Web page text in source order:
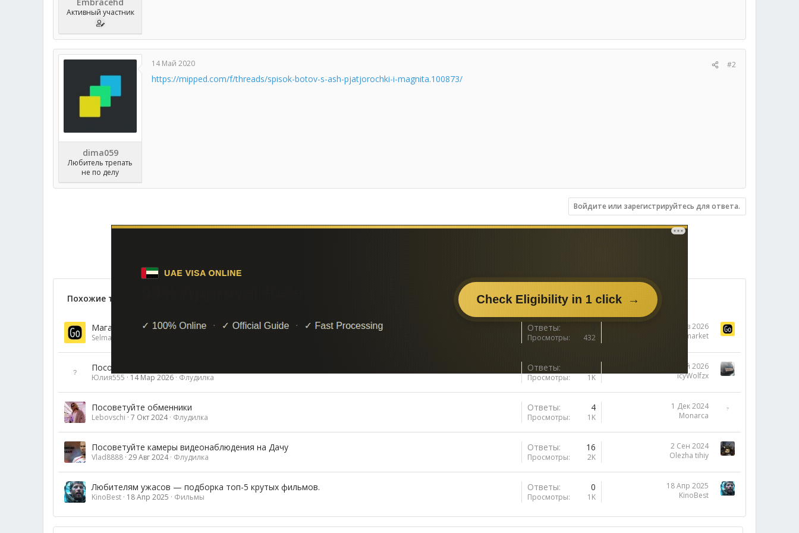
Активный участник
dima059
Любитель трепать
не по делу
14 Май 2020 #2
https://mipped.com/f/threads/spisok-botov-s-ash-pjatjorochki-i-magnita.100873/
Войдите или зарегистрируйтесь для ответа.
Похожие темы
Магазины промиков, какие знаете?
Selmarket
Ответы
Просмотры 432
20 Янв 2026
Selmarket
Посоветуйте официальный сайт, где скачать ГИМП
Юлия555 14 Мар 2026 Флудилка
Ответы
Просмотры 1K
24 Май 2026
icyWolfzx
Посоветуйте обменники
Lebovschi 7 Окт 2024 Флудилка
Ответы 4
Просмотры 1K
1 Дек 2024
Monarca
Посоветуйте камеры видеонаблюдения на Дачу
Vlad8888 29 Авг 2024 Флудилка
Ответы 16
Просмотры 2K
2 Сен 2024
Olezha tihiy
Любителям ужасов — подборка топ-5 крутых фильмов.
KinoBest 18 Апр 2025 Фильмы
Ответы 0
Просмотры 1K
18 Апр 2025
KinoBest